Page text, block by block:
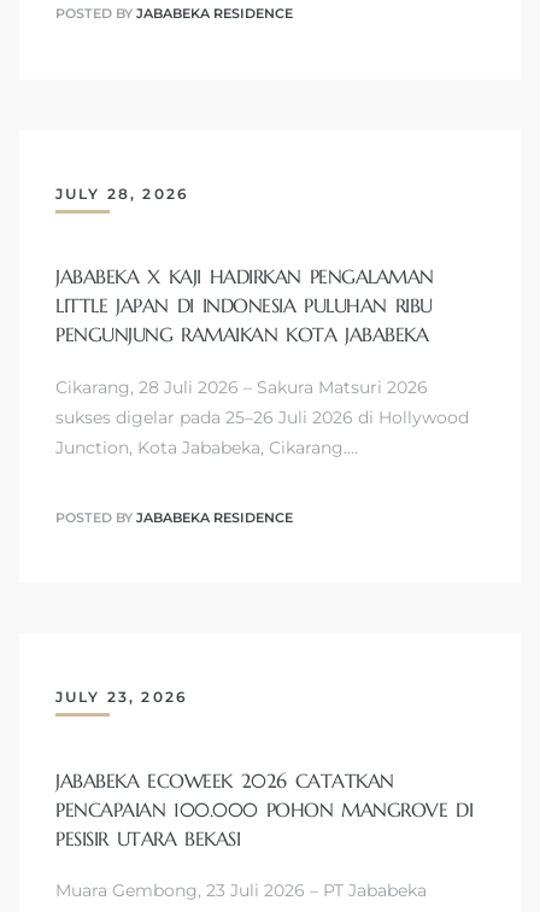
POSTED BY JABABEKA RESIDENCE
JULY 28, 2026
JABABEKA X KAJI HADIRKAN PENGALAMAN
LITTLE JAPAN DI INDONESIA PULUHAN RIBU
PENGUNJUNG RAMAIKAN KOTA JABABEKA
Cikarang, 28 Juli 2026 – Sakura Matsuri 2026
sukses digelar pada 25–26 Juli 2026 di Hollywood
Junction, Kota Jababeka, Cikarang.…
POSTED BY JABABEKA RESIDENCE
JULY 23, 2026
JABABEKA ECOWEEK 2026 CATATKAN
PENCAPAIAN 100.000 POHON MANGROVE DI
PESISIR UTARA BEKASI
Muara Gembong, 23 Juli 2026 – PT Jababeka